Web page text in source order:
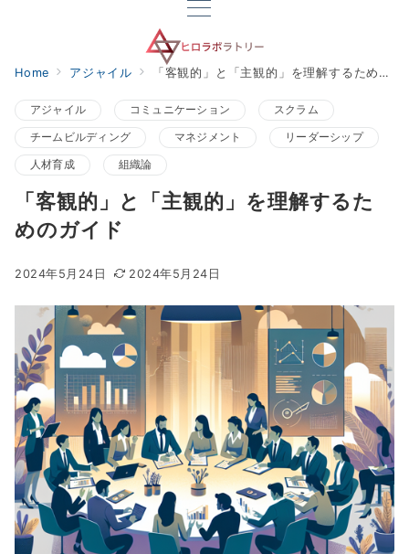
Home アジャイル 「客観的」と「主観的」を理解するためのガイド
アジャイル コミュニケーション スクラム
チームビルディング マネジメント リーダーシップ
人材育成 組織論
「客観的」と「主観的」を理解するた
めのガイド
2024年5月24日 2024年5月24日